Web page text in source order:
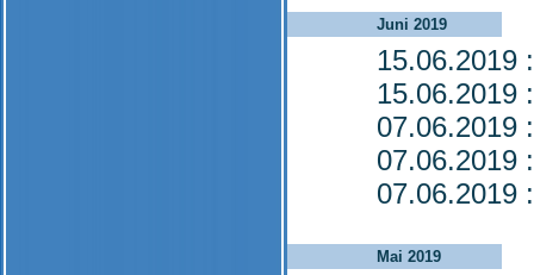
Juni 2019
15.06.2019
15.06.2019
07.06.2019
07.06.2019
07.06.2019
Mai 2019